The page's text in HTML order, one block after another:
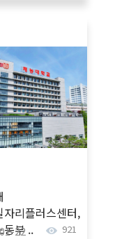
자리플러스센터,
동부 ..
22 921